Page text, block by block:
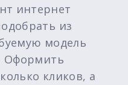
интернет
из
модель
Оформить
кликов, а